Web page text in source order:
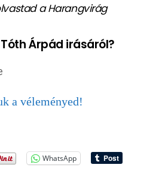
a Harangvirág
Árpád irásáról?
a véleményed!
WhatsApp